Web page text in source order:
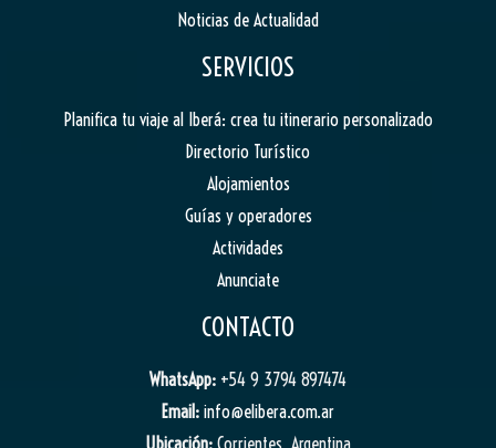
Noticias de Actualidad
SERVICIOS
Planifica tu viaje al Iberá: crea tu itinerario personalizado
Directorio Turístico
Alojamientos
Guías y operadores
Actividades
Anunciate
CONTACTO
WhatsApp: +54 9 3794 897474
Email: info@elibera.com.ar